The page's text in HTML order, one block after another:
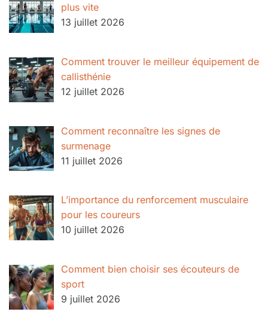
plus vite
13 juillet 2026
Comment trouver le meilleur équipement de
callisthénie
12 juillet 2026
Comment reconnaître les signes de
surmenage
11 juillet 2026
L’importance du renforcement musculaire
pour les coureurs
10 juillet 2026
Comment bien choisir ses écouteurs de
sport
9 juillet 2026